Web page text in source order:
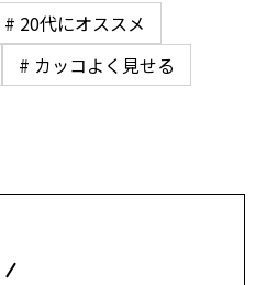
# 20代にオススメ
# カッコよく見せる